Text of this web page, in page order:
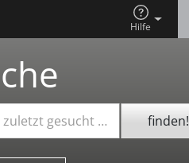
Hilfe
zuletzt gesucht … finden!